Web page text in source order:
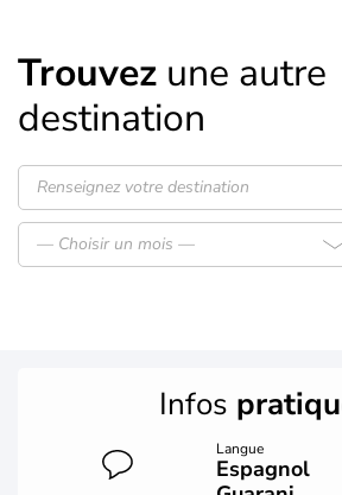
Trouvez une autre
destination
— Choisir un mois —
Infos
Langue
Espagnol